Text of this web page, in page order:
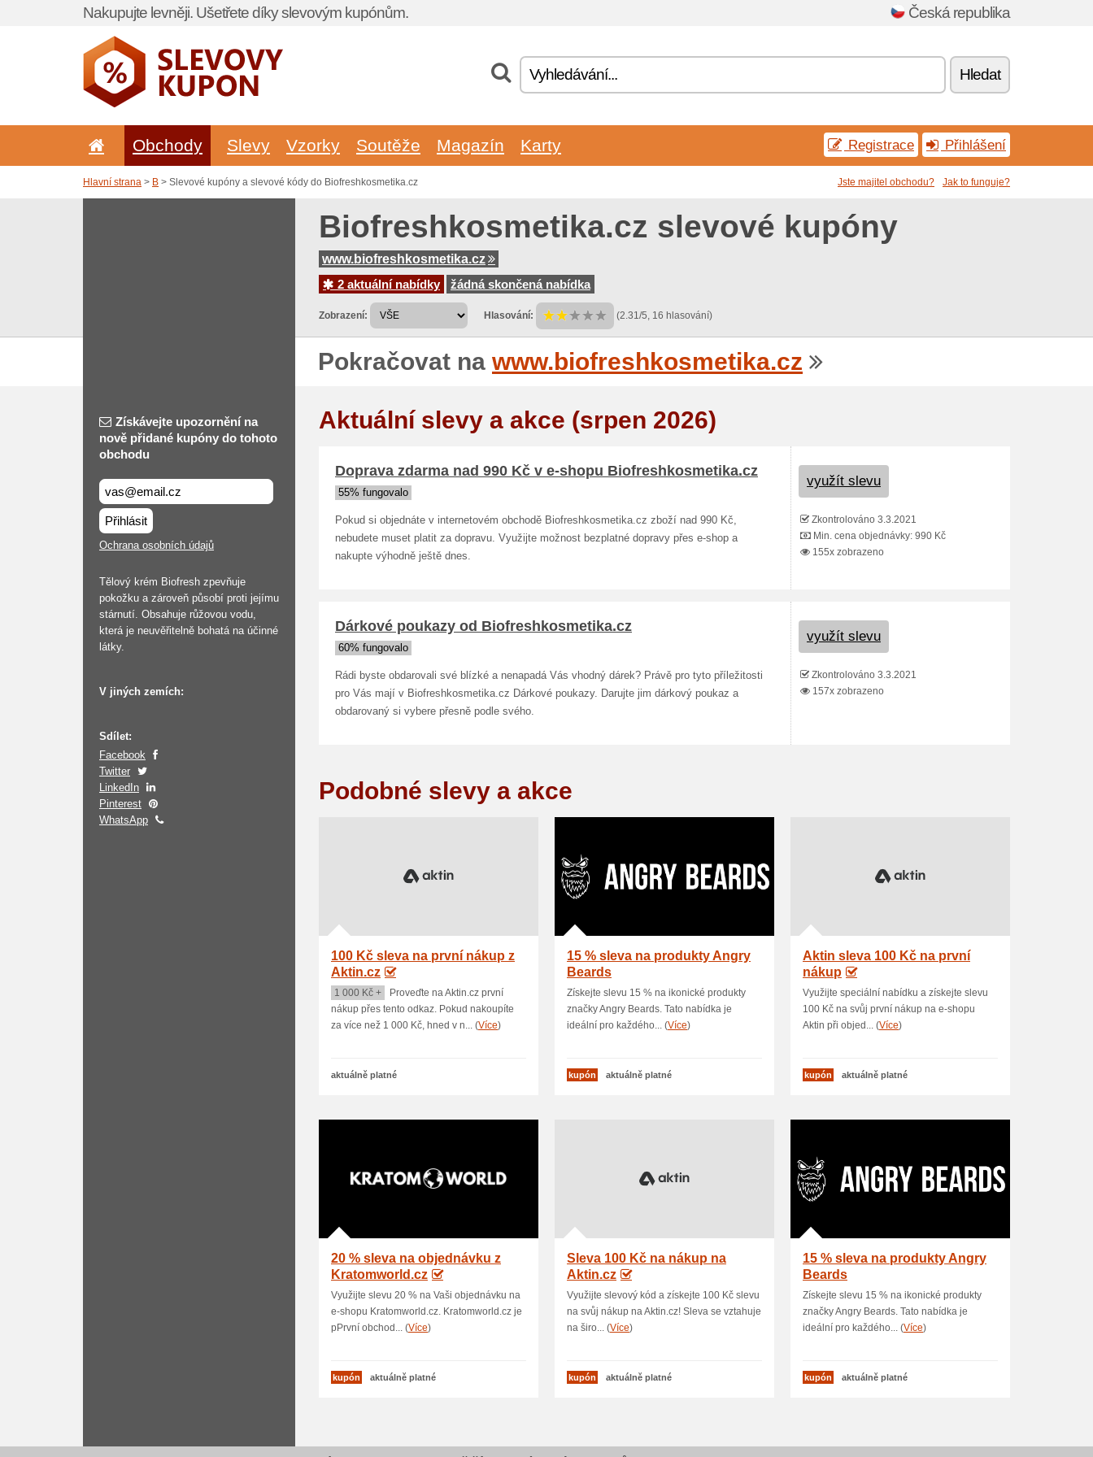
Nakupujte levněji. Ušetřete díky slevovým kupónům. Česká republika
Hledat
Obchody Slevy Vzorky Soutěže Magazín Karty Registrace Přihlášení
Hlavní strana > B > Slevové kupóny a slevové kódy do Biofreshkosmetika.cz Jste majitel obchodu? Jak to funguje?
Biofreshkosmetika.cz slevové kupóny
www.biofreshkosmetika.cz
2 aktuální nabídky
žádná skončená nabídka
Zobrazení: Hlasování: (2.31/5, 16 hlasování)
Pokračovat na www.biofreshkosmetika.cz
Získávejte upozornění na
nově přidané kupóny do tohoto
obchodu
Přihlásit
Ochrana osobních údajů
Tělový krém Biofresh zpevňuje
pokožku a zároveň působí proti jejímu
stárnutí. Obsahuje růžovou vodu,
která je neuvěřitelně bohatá na účinné
látky.
V jiných zemích:
Sdílet:
Facebook
Twitter
LinkedIn
Pinterest
WhatsApp
Aktuální slevy a akce (srpen 2026)
Doprava zdarma nad 990 Kč v e-shopu Biofreshkosmetika.cz
55% fungovalo
Pokud si objednáte v internetovém obchodě Biofreshkosmetika.cz zboží nad 990 Kč,
nebudete muset platit za dopravu. Využijte možnost bezplatné dopravy přes e-shop a
nakupte výhodně ještě dnes.
využít slevu
Zkontrolováno 3.3.2021
Min. cena objednávky: 990 Kč
155x zobrazeno
Dárkové poukazy od Biofreshkosmetika.cz
60% fungovalo
Rádi byste obdarovali své blízké a nenapadá Vás vhodný dárek? Právě pro tyto příležitosti
pro Vás mají v Biofreshkosmetika.cz Dárkové poukazy. Darujte jim dárkový poukaz a
obdarovaný si vybere přesně podle svého.
využít slevu
Zkontrolováno 3.3.2021
157x zobrazeno
Podobné slevy a akce
100 Kč sleva na první nákup z
Aktin.cz
1 000 Kč +
Proveďte na Aktin.cz první
nákup přes tento odkaz. Pokud nakoupíte
za více než 1 000 Kč, hned v n... (Více)
aktuálně platné
15 % sleva na produkty Angry
Beards
Získejte slevu 15 % na ikonické produkty
značky Angry Beards. Tato nabídka je
ideální pro každého... (Více)
kupón aktuálně platné
Aktin sleva 100 Kč na první
nákup
Využijte speciální nabídku a získejte slevu
100 Kč na svůj první nákup na e-shopu
Aktin při objed... (Více)
kupón aktuálně platné
20 % sleva na objednávku z
Kratomworld.cz
Využijte slevu 20 % na Vaši objednávku na
e-shopu Kratomworld.cz. Kratomworld.cz je
pPrvní obchod... (Více)
kupón aktuálně platné
Sleva 100 Kč na nákup na
Aktin.cz
Využijte slevový kód a získejte 100 Kč slevu
na svůj nákup na Aktin.cz! Sleva se vztahuje
na širo... (Více)
kupón aktuálně platné
15 % sleva na produkty Angry
Beards
Získejte slevu 15 % na ikonické produkty
značky Angry Beards. Tato nabídka je
ideální pro každého... (Více)
kupón aktuálně platné